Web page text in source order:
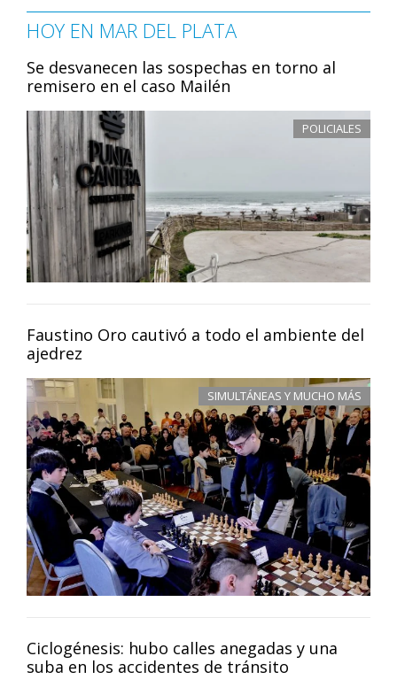
HOY EN MAR DEL PLATA
Se desvanecen las sospechas en torno al
remisero en el caso Mailén
POLICIALES
Faustino Oro cautivó a todo el ambiente del
ajedrez
SIMULTÁNEAS Y MUCHO MÁS
Ciclogénesis: hubo calles anegadas y una
suba en los accidentes de tránsito